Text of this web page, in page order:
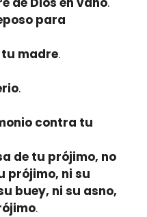
para
madre.
.
contra tu
de tu prójimo, no
prójimo, ni su
buey, ni su asno,
.